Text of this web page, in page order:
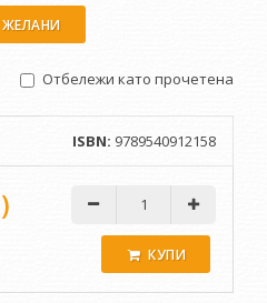
ЖЕЛАНИ
Отбележи като прочетена
ISBN: 9789540912158
КУПИ